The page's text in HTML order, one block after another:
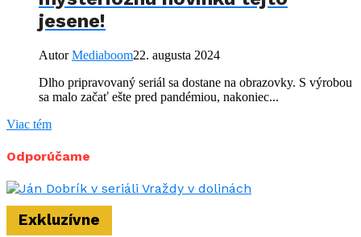
jesene!
AutorMediaboom22. augusta 2024
Dlho pripravovaný seriál sa dostane na obrazovky. S výrobou
sa malo začať ešte pred pandémiou, nakoniec...
Viac tém
Odporúčame
Exkluzívne